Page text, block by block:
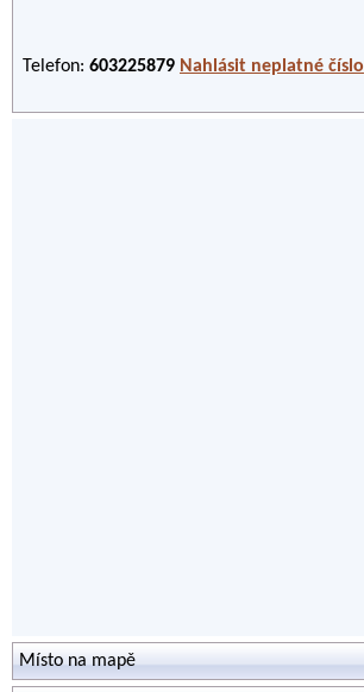
Telefon: 603225879 Nahlásit neplatné číslo
Místo na mapě